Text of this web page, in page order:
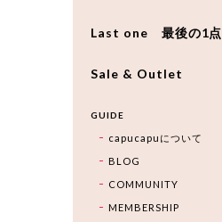
Last one 最後の1点
Sale & Outlet
GUIDE
capucapuについて
BLOG
COMMUNITY
MEMBERSHIP